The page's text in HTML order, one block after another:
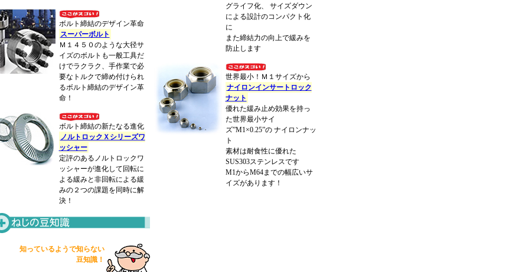
ボルト締結のデザイン革命
スーパーボルト
Ｍ１４５０のような 大径サ
イズのボルトも一般工具だ
けで ラクラク、手作業で 必
要なトルクで締め付けられ
る ボルト締結のデザイン革
命！
ボルト締結の新たなる進化
ノルトロックＸシリーズワ
ッシャー
定評のあるノルトロックワ
ッシャーが進化して回転に
よる緩みと非回転による緩
みの２つの課題を同時に解
決！
知っているようで知らない
豆知識！
グライフ化、 サイズダウン
による設計のコンパクト化
に
また締結力の向上で緩みを
防止します
世界最小！Ｍ１サイズから
ナイロンインサートロック
ナット
優れた緩み止め効果を持っ
た世界最小サイ
ズ”M1×0.25”の ナイロンナッ
ト
素材は耐食性に優れた
SUS303ステンレスです
M1からM64までの幅広いサ
イズがあります！